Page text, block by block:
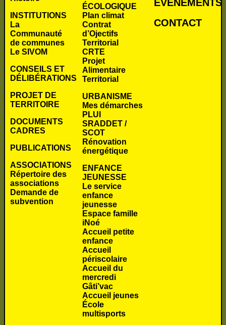
INSTITUTIONS
La
Communauté
de communes
Le SIVOM
CONSEILS ET
DÉLIBÉRATIONS
PROJET DE
TERRITOIRE
DOCUMENTS
CADRES
PUBLICATIONS
ASSOCIATIONS
Répertoire des
associations
Demande de
subvention
ÉCOLOGIQUE
Plan climat
Contrat
d’Ojectifs
Territorial
CRTE
Projet
Alimentaire
Territorial
URBANISME
Mes démarches
PLUI
SRADDET /
SCOT
Rénovation
énergétique
ENFANCE
JEUNESSE
Le service
enfance
jeunesse
Espace famille
iNoé
Accueil petite
enfance
Accueil
périscolaire
Accueil du
mercredi
Gâti’vac
Accueil jeunes
École
multisports
ÉVÉNEMENTS
CONTACT